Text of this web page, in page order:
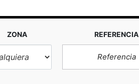
ZONA REFERENCIA